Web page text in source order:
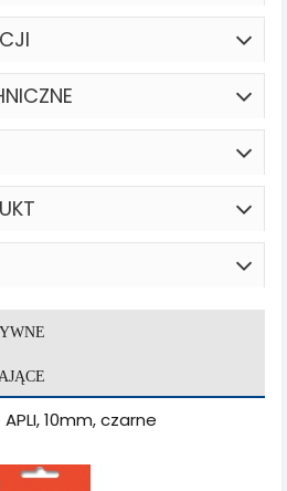
10mm, czarne